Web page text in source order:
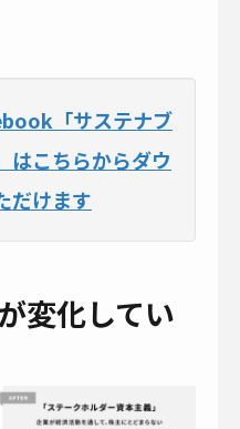
「サステナブ
はこちらからダウ
だけます
変化してい